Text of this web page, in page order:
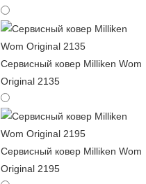
Сервисный ковер Milliken Wom
Original 2135
Сервисный ковер Milliken Wom
Original 2195